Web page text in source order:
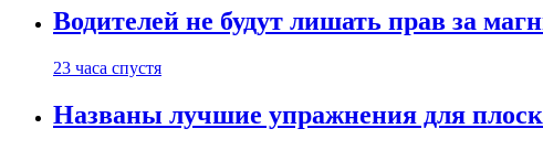
Водителей не будут лишать прав за
23 часа спустя
Названы лучшие упражнения для